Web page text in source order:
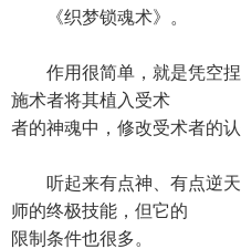
《织梦锁魂术》。
作用很简单，就是凭空捏
施术者将其植入受术
者的神魂中，修改受术者的
听起来有点神、有点逆天
师的终极技能，但它的
限制条件也很多。